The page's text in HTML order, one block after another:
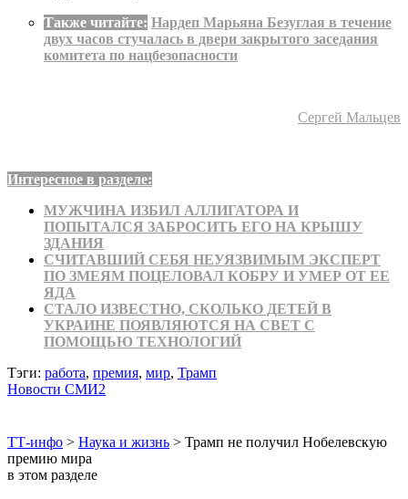
Также читайте: Нардеп Марьяна Безуглая в течение
двух часов стучалась в двери закрытого заседания
комитета по нацбезопасности
Сергей Мальцев
Интересное в разделе:
МУЖЧИНА ИЗБИЛ АЛЛИГАТОРА И
ПОПЫТАЛСЯ ЗАБРОСИТЬ ЕГО НА КРЫШУ
ЗДАНИЯ
СЧИТАВШИЙ СЕБЯ НЕУЯЗВИМЫМ ЭКСПЕРТ
ПО ЗМЕЯМ ПОЦЕЛОВАЛ КОБРУ И УМЕР ОТ ЕЕ
ЯДА
СТАЛО ИЗВЕСТНО, СКОЛЬКО ДЕТЕЙ В
УКРАИНЕ ПОЯВЛЯЮТСЯ НА СВЕТ С
ПОМОЩЬЮ ТЕХНОЛОГИЙ
Тэги: работа, премия, мир, Трамп
Новости СМИ2
ТТ-инфо > Наука и жизнь > Трамп не получил Нобелевскую
премию мира
в этом разделе